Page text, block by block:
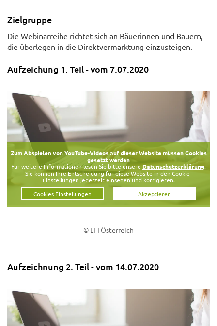
Zielgruppe
Die Webinarreihe richtet sich an Bäuerinnen und Bauern,
die überlegen in die Direktvermarktung einzusteigen.
Aufzeichung 1. Teil - vom 7.07.2020
Zum Abspielen von YouTube-Videos auf dieser Website müssen Cookies
gesetzt werden
Für weitere Informationen lesen Sie bitte unsereDatenschutzerklärung.
Sie können Ihre Entscheidung für diese Website in den Cookie-
Einstellungen jederzeit einsehen und korrigieren.
Akzeptieren
Cookies Einstellungen
© LFI Österreich
Aufzeichnung 2. Teil - vom 14.07.2020